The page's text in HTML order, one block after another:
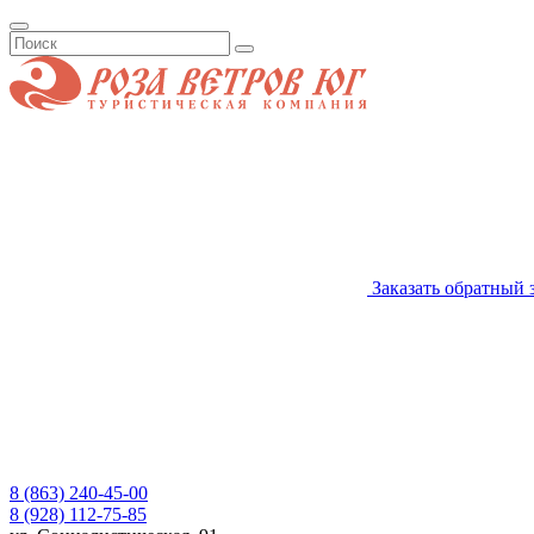
Заказать обратный
8 (863) 240-45-00
8 (928) 112-75-85